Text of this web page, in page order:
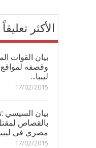
الأكثر تعليقاً
بيان القوات
وقصفه
ليبيا...
17/02/2015
بيان السيسي
مصري في
17/02/2015